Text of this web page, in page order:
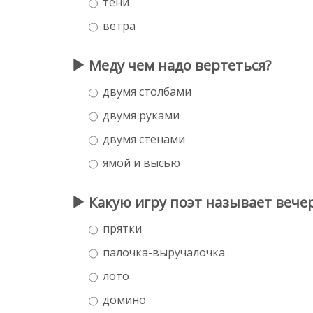
ветра
Меду чем надо вертеться?
двумя столбами
двумя руками
двумя стенами
ямой и высью
Какую игру поэт называет
прятки
палочка-выручалочка
лото
домино